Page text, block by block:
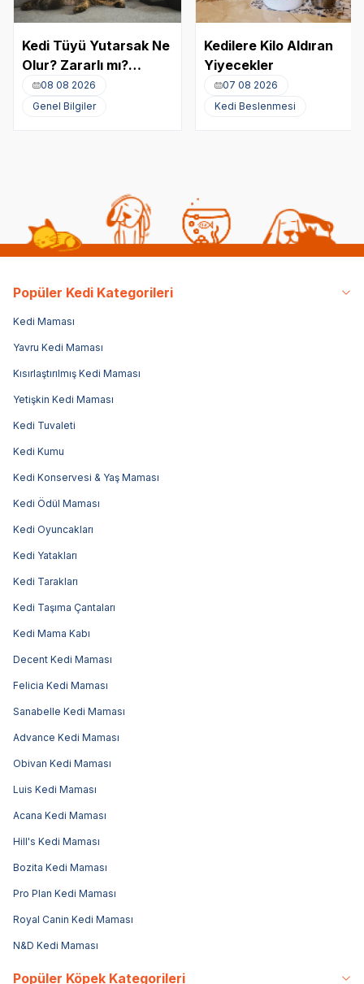
Kedi Tüyü Yutarsak Ne
Olur? Zararlı mı?
Akciğere Kedi Tüyü
Kaçması
08 08 2026
Genel Bilgiler
Kedilere Kilo Aldıran
Yiyecekler
07 08 2026
Kedi Beslenmesi
Popüler Kedi Kategorileri
Kedi Maması
Yavru Kedi Maması
Kısırlaştırılmış Kedi Maması
Yetişkin Kedi Maması
Kedi Tuvaleti
Kedi Kumu
Kedi Konservesi & Yaş Maması
Kedi Ödül Maması
Kedi Oyuncakları
Kedi Yatakları
Kedi Tarakları
Kedi Taşıma Çantaları
Kedi Mama Kabı
Decent Kedi Maması
Felicia Kedi Maması
Sanabelle Kedi Maması
Advance Kedi Maması
Obivan Kedi Maması
Luis Kedi Maması
Acana Kedi Maması
Hill's Kedi Maması
Bozita Kedi Maması
Pro Plan Kedi Maması
Royal Canin Kedi Maması
N&D Kedi Maması
Popüler Köpek Kategorileri